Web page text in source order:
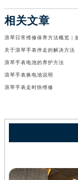
相关文章
关于浪琴手表停走的解决方法
浪琴手表电池的养护方法
浪琴手表换电池说明
浪琴手表走时快维修